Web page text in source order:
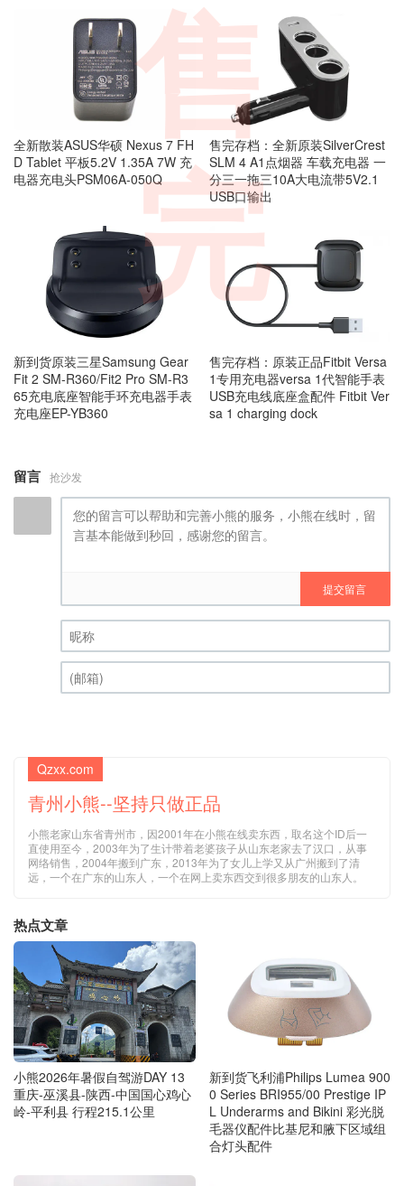
全新散装ASUS华硕 Nexus 7 FH
D Tablet 平板5.2V 1.35A 7W 充
电器充电头PSM06A-050Q
售完存档：全新原装SilverCrest
SLM 4 A1点烟器 车载充电器 一
分三一拖三10A大电流带5V2.1
USB口输出
新到货原装三星Samsung Gear
Fit 2 SM-R360/Fit2 Pro SM-R3
65充电底座智能手环充电器手表
充电座EP-YB360
售完存档：原装正品Fitbit Versa
1专用充电器versa 1代智能手表
USB充电线底座盒配件 Fitbit Ver
sa 1 charging dock
留言 抢沙发
提交留言
昵称 (必填)
Qzxx.com
青州小熊--坚持只做正品
小熊老家山东省青州市，因2001年在小熊在线卖东西，取名这个ID后一
直使用至今，2003年为了生计带着老婆孩子从山东老家去了汉口，从事
网络销售，2004年搬到广东，2013年为了女儿上学又从广州搬到了清
远，一个在广东的山东人，一个在网上卖东西交到很多朋友的山东人。
热点文章
小熊2026年暑假自驾游DAY 13
重庆-巫溪县-陕西-中国国心鸡心
岭-平利县 行程215.1公里
新到货飞利浦Philips Lumea 900
0 Series BRI955/00 Prestige IP
L Underarms and Bikini 彩光脱
毛器仪配件比基尼和腋下区域组
合灯头配件
售
完